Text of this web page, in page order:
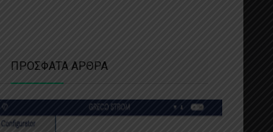
ΠΡΟΣΦΑΤΑ ΑΡΘΡΑ